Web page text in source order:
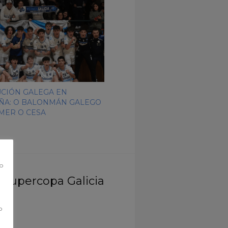
GALEGA EN
O BALONMÁN GALEGO
O CESA
Galicia